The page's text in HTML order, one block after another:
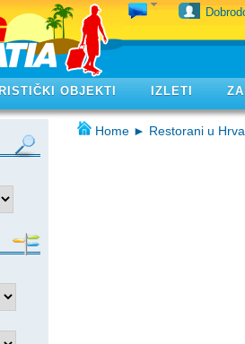
OBJEKTI IZLETI
Home ► Restorani u